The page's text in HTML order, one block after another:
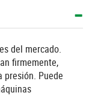
del mercado.
firmemente,
presión. Puede